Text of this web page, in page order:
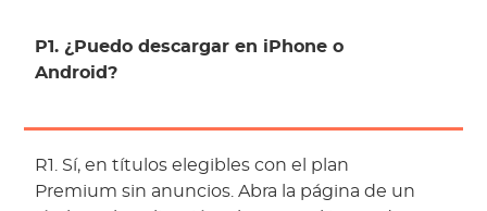
P1. ¿Puedo descargar en iPhone o
Android?
R1. Sí, en títulos elegibles con el plan
Premium sin anuncios. Abra la página de un